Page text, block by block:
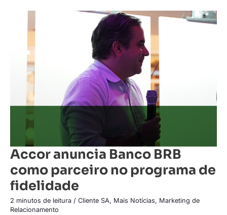
Accor anuncia Banco BRB
como parceiro no programa de
fidelidade
2 minutos de leitura / Cliente SA, Mais Notícias, Marketing de
Relacionamento
Accor
Banco
parceiro
no
programa
de
fidelidade